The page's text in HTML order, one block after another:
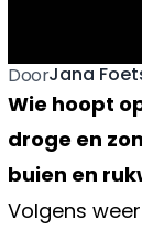
DoorJana
Wie hoopt
droge en
buien en
Volgens